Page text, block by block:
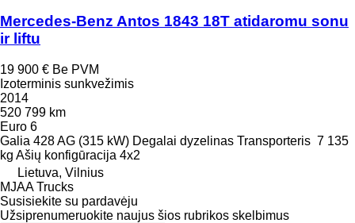
Mercedes-Benz Antos 1843 18T atidaromu sonu
ir liftu
19 900 € Be PVM
Izoterminis sunkvežimis
2014
520 799 km
Euro 6
Galia 428 AG (315 kW) Degalai dyzelinas Transporteris 7 135
kg Ašių konfigūracija 4x2
Lietuva, Vilnius
MJAA Trucks
Susisiekite su pardavėju
Užsiprenumeruokite naujus šios rubrikos skelbimus